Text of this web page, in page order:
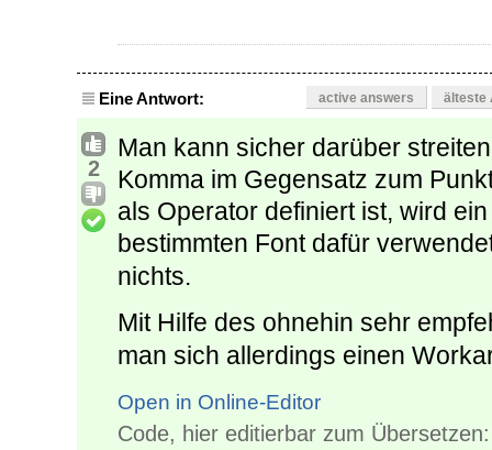
Eine Antwort: active answers älteste
2
Man kann sicher darüber
Komma im Gegensatz zum
als Operator definiert ist, wird
bestimmten Font dafür
nichts.
Mit Hilfe des ohnehin sehr
man sich allerdings einen
Open in Online-Editor
Code, hier editierbar zum Übersetzen: